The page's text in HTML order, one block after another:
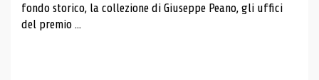
fondo storico, la collezione di Giuseppe Peano, gli uffici
del premio ...